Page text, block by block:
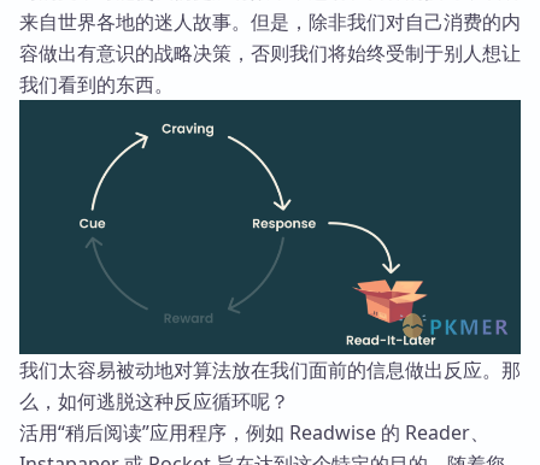
来自世界各地的迷人故事。但是，除非我们对自己消费的内
容做出有意识的战略决策，否则我们将始终受制于别人想让
我们看到的东西。
我们太容易被动地对算法放在我们面前的信息做出反应。那
么，如何逃脱这种反应循环呢？
活用“稍后阅读”应用程序，例如 Readwise 的 Reader、